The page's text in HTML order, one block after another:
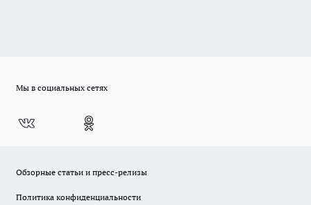
Мы в социальных сетях
Обзорные статьи и пресс-релизы
Политика конфиденциальности